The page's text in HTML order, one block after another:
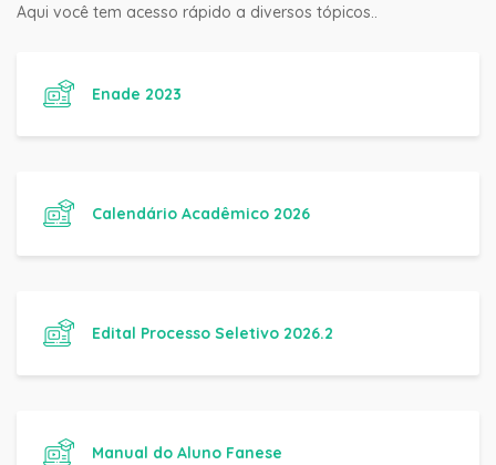
Aqui você tem acesso rápido a diversos tópicos..
Enade 2023
Calendário Acadêmico 2026
Edital Processo Seletivo 2026.2
Manual do Aluno Fanese